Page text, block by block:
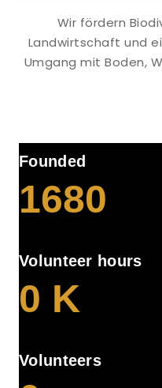
Wir fördern
Landwirtschaft und
Umgang mit Boden,
Founded
1680
Volunteer hours
0 K
Volunteers